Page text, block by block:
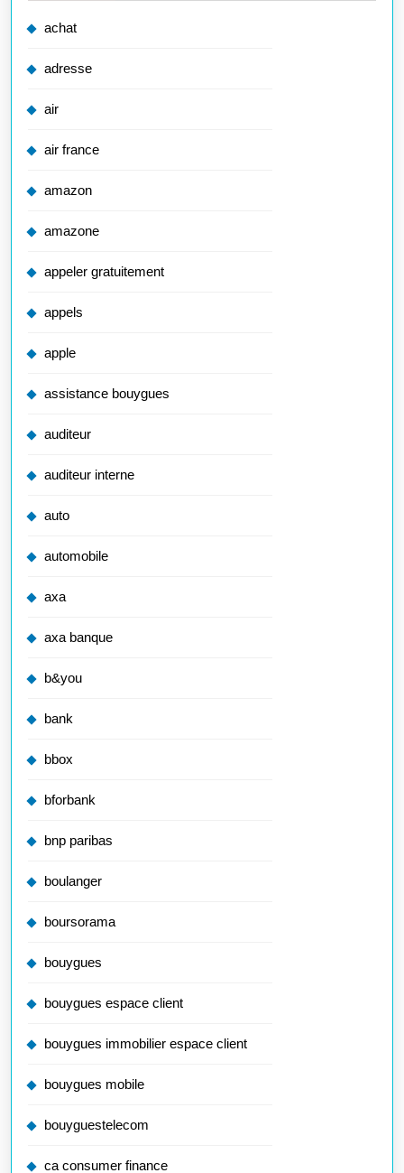
achat
adresse
air
air france
amazon
amazone
appeler gratuitement
appels
apple
assistance bouygues
auditeur
auditeur interne
auto
automobile
axa
axa banque
b&you
bank
bbox
bforbank
bnp paribas
boulanger
boursorama
bouygues
bouygues espace client
bouygues immobilier espace client
bouygues mobile
bouyguestelecom
ca consumer finance